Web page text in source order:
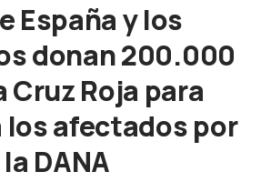
España y los
donan 200.000
Cruz Roja para
los afectados por
la DANA